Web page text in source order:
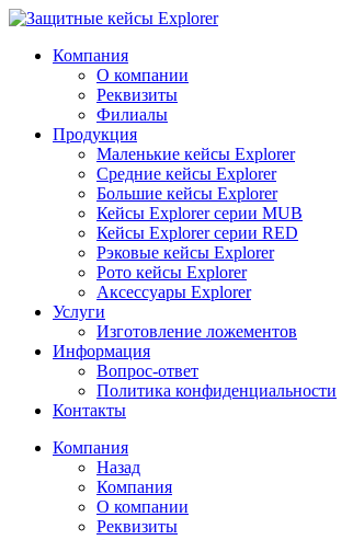
Компания
О компании
Реквизиты
Филиалы
Продукция
Маленькие кейсы Explorer
Средние кейсы Explorer
Большие кейсы Explorer
Кейсы Explorer серии MUB
Кейсы Explorer серии RED
Рэковые кейсы Explorer
Рото кейсы Explorer
Аксессуары Explorer
Услуги
Изготовление ложементов
Информация
Вопрос-ответ
Политика конфиденциальности
Контакты
Компания
Назад
Компания
О компании
Реквизиты